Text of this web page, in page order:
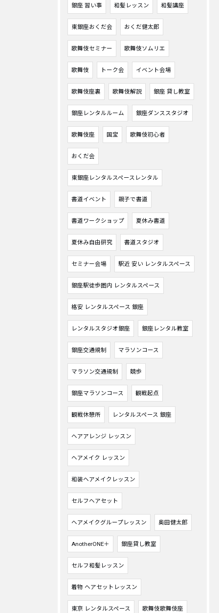
銀座 習い事 和髪レッスン 和髪講座
東銀座おくだ会 おくだ健太郎
歌舞伎セミナー 歌舞伎ソムリエ
歌舞伎 トーク会 イベント会場
歌舞伎座裏 歌舞伎解説 銀座 貸し教室
銀座レンタルルーム 銀座ダンススタジオ
歌舞伎座 国宝 歌舞伎初心者
おくだ会
東銀座レンタルスペースレンタル
書道イベント 親子で書道
書道ワークショップ 夏休み書道
夏休み自由研究 書道スタジオ
セミナー会場 駅近 安い レンタルスペース
銀座駅徒歩圏内 レンタルスペース
格安 レンタルスペース 銀座
レンタルスタジオ銀座 銀座レンタル教室
銀座交通規制 マラソンコース
マラソン交通規制 競歩
銀座マラソンコース 観戦起点
観戦休憩所 レンタルスペース 銀座
ヘアアレンジ レッスン
ヘアメイク レッスン
和装ヘアメイクレッスン
セルフヘアセット
ヘアメイクグループレッスン 奥田健太郎
AnotherONE＋ 銀座貸し教室
セルフ和髪レッスン
着物 ヘアセットレッスン
東京 レンタルスペース 歌舞伎歌舞伎座